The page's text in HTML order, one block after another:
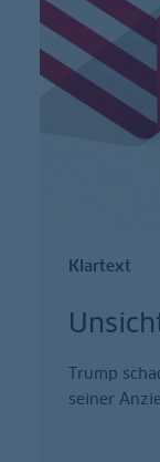
Klartext
Trump
seiner